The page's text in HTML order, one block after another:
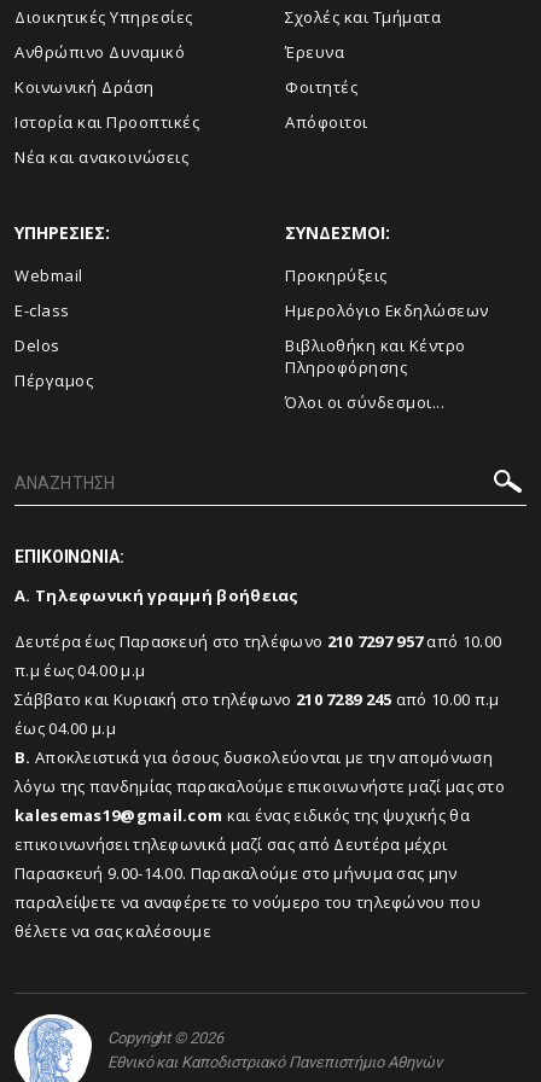
Διοικητικές Υπηρεσίες
Ανθρώπινο Δυναμικό
Κοινωνική Δράση
Ιστορία και Προοπτικές
Νέα και ανακοινώσεις
Σχολές και Τμήματα
Έρευνα
Φοιτητές
Απόφοιτοι
ΥΠΗΡΕΣΙΕΣ:
Webmail
E-class
Delos
Πέργαμος
ΣΥΝΔΕΣΜΟΙ:
Προκηρύξεις
Ημερολόγιο Εκδηλώσεων
Βιβλιοθήκη και Κέντρο
Πληροφόρησης
Όλοι οι σύνδεσμοι...
ΕΠΙΚΟΙΝΩΝΙΑ:
Α. Τηλεφωνική γραμμή βοήθειας
Δευτέρα έως Παρασκευή στο τηλέφωνο 210 7297 957από 10.00
π.μ έως 04.00 μ.μ
Σάββατο και Κυριακή στο τηλέφωνο 210 7289 245 από 10.00 π.μ
έως 04.00 μ.μ
Β. Αποκλειστικά για όσους δυσκολεύονται με την απομόνωση
λόγω της πανδημίας παρακαλούμε επικοινωνήστε μαζί μας στο
kalesemas19@gmail.com και ένας ειδικός της ψυχικής θα
επικοινωνήσει τηλεφωνικά μαζί σας από Δευτέρα μέχρι
Παρασκευή 9.00-14.00. Παρακαλούμε στο μήνυμα σας μην
παραλείψετε να αναφέρετε το νούμερο του τηλεφώνου που
θέλετε να σας καλέσουμε
Copyright © 2026
Εθνικό και Καποδιστριακό Πανεπιστήμιο Αθηνών